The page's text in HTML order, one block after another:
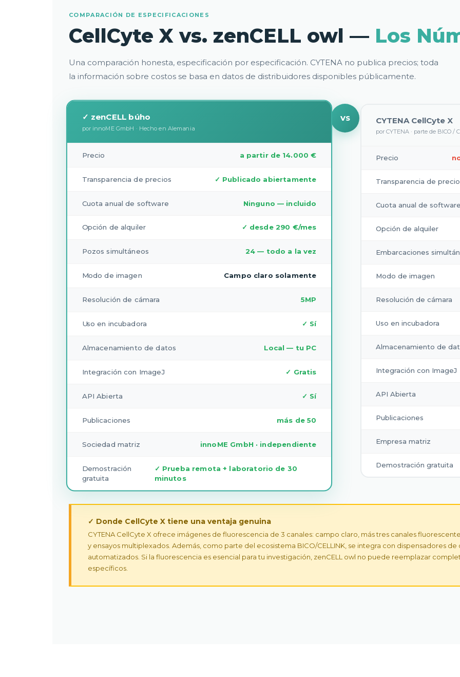
COMPARACIÓN DE ESPECIFICACIONES
CellCyte X vs. zenCELL owl — Los
Una comparación honesta, especificación por especificación. CYTENA no publica precios; toda
la información sobre costos se basa en datos de distribuidores disponibles públicamente.
✓ zenCELL búho
por innoME GmbH · Hecho en Alemania
Precio a partir de 14.000 €
Transparencia de precios ✓ Publicado abiertamente
Cuota anual de software Ninguno — incluido
Opción de alquiler ✓ desde 290 €/mes
Pozos simultáneos 24 — todo a la vez
Modo de imagen Campo claro solamente
Resolución de cámara 5MP
Uso en incubadora ✓ Sí
Almacenamiento de datos Local — tu PC
Integración con ImageJ ✓ Gratis
API Abierta ✓ Sí
Publicaciones más de 50
Sociedad matriz innoME GmbH · independiente
Demostración
gratuita
✓ Prueba remota + laboratorio de 30
minutos
VS CYTENA CellCyte X
por CYTENA · parte de BICO /
Precio
Transparencia de
Cuota anual de software
Opción de alquiler
Embarcaciones
Modo de imagen
Resolución de cámara
Uso en incubadora
Almacenamiento de
Integración con ImageJ
API Abierta
Publicaciones
Empresa matriz
Demostración gratuita
✓ Donde CellCyte X tiene una ventaja genuina
CYTENA CellCyte X ofrece imágenes de fluorescencia de 3 canales: campo claro, más tres canales
y ensayos multiplexados. Además, como parte del ecosistema BICO/CELLINK, se integra con dispensadores de
automatizados. Si la fluorescencia es esencial para tu investigación, zenCELL owl no puede reemplazar
específicos.